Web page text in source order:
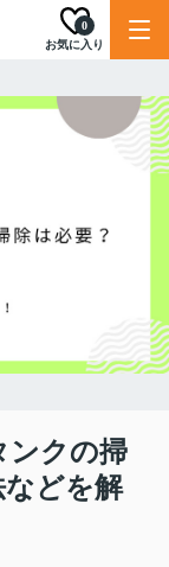
お気に入り
0
ンクの掃
などを解